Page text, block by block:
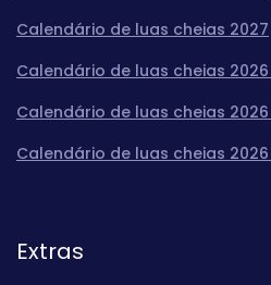
Calendário de luas cheias 2027
Calendário de luas cheias
Calendário de luas cheias
Calendário de luas cheias
Extras